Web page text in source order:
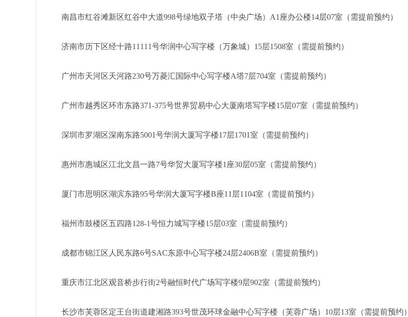
南昌市红谷滩新区红谷中大道998号绿地双子塔（中央广场）A1座办公楼14层07室（需提前预约）
济南市历下区经十路11111号华润中心写字楼（万象城）15层1508室（需提前预约）
广州市天河区天河路230号万菱汇国际中心写字楼A塔7层704室（需提前预约）
广州市越秀区环市东路371-375号世界贸易中心大厦南塔写字楼15层07室（需提前预约）
深圳市罗湖区深南东路5001号华润大厦写字楼17层1701室（需提前预约）
惠州市惠城区江北文昌一路7号华贸大厦写字楼1座30层05室（需提前预约）
厦门市思明区湖滨东路95号华润大厦写字楼B座11层1104室（需提前预约）
福州市鼓楼区五四路128-1号恒力城写字楼15层03室（需提前预约）
成都市锦江区人民东路6号SAC东原中心写字楼24层2406B室（需提前预约）
重庆市江北区观音桥步行街2号融恒时代广场写字楼9层902室（需提前预约）
长沙市芙蓉区定王台街道建湘路393号世茂环球金融中心写字楼（芙蓉广场）10层13室（需提前预约）